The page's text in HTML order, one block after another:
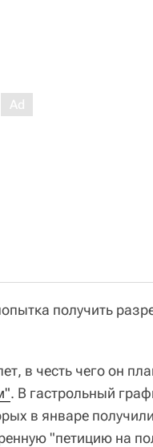
получить
в честь чего он
. В гастрольный
в январе
"петицию на